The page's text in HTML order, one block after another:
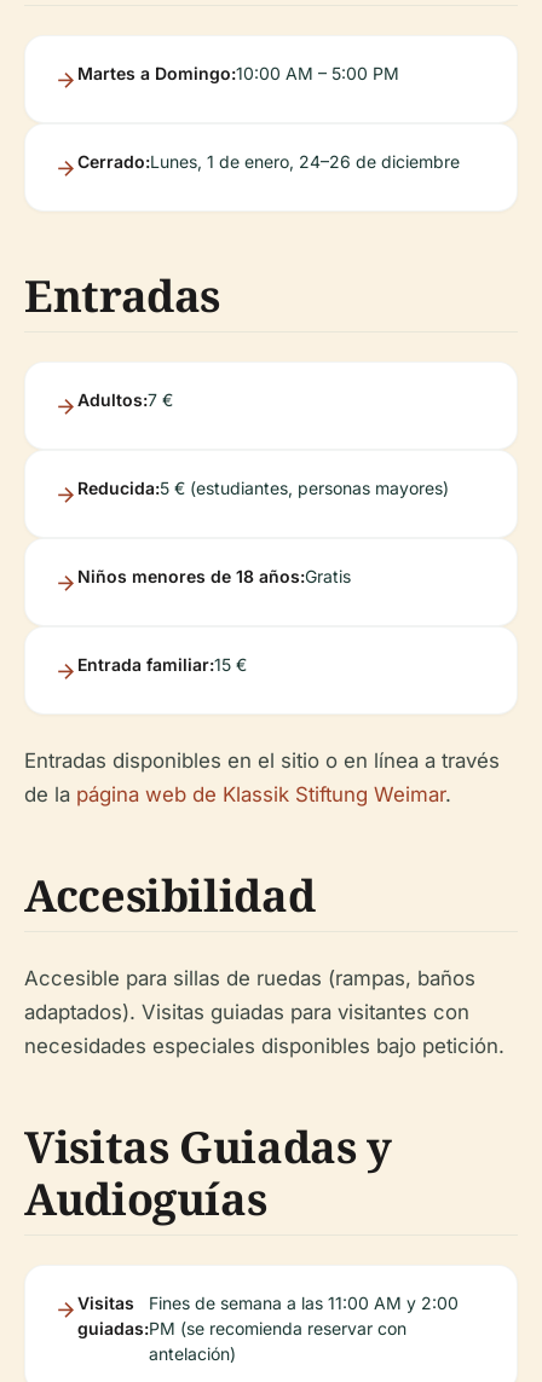
Martes a Domingo:10:00 AM – 5:00 PM
Cerrado:Lunes, 1 de enero, 24–26 de diciembre
Entradas
Adultos:7 €
Reducida:5 € (estudiantes, personas mayores)
Niños menores de 18 años:Gratis
Entrada familiar:15 €
Entradas disponibles en el sitio o en línea a través
de la página web de Klassik Stiftung Weimar.
Accesibilidad
Accesible para sillas de ruedas (rampas, baños
adaptados). Visitas guiadas para visitantes con
necesidades especiales disponibles bajo petición.
Visitas Guiadas y
Audioguías
Visitas
guiadas:
Fines de semana a las 11:00 AM y 2:00
PM (se recomienda reservar con
antelación)